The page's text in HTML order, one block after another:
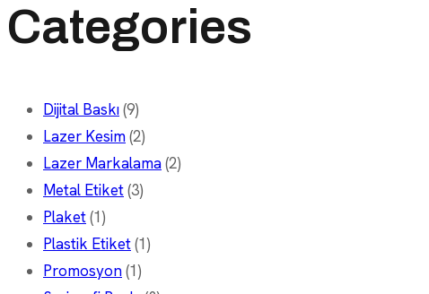
Categories
Dijital Baskı(9)
Lazer Kesim(2)
Lazer Markalama(2)
Metal Etiket(3)
Plaket(1)
Plastik Etiket(1)
Promosyon(1)